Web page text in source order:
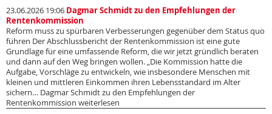
23.06.2026 19:06 Dagmar Schmidt zu den Empfehlungen der
Rentenkommission
Reform muss zu spürbaren Verbesserungen gegenüber dem Status quo
führen Der Abschlussbericht der Rentenkommission ist eine gute
Grundlage für eine umfassende Reform, die wir jetzt gründlich beraten
und dann auf den Weg bringen wollen. „Die Kommission hatte die
Aufgabe, Vorschläge zu entwickeln, wie insbesondere Menschen mit
kleinen und mittleren Einkommen ihren Lebensstandard im Alter
sichern… Dagmar Schmidt zu den Empfehlungen der
Rentenkommission weiterlesen